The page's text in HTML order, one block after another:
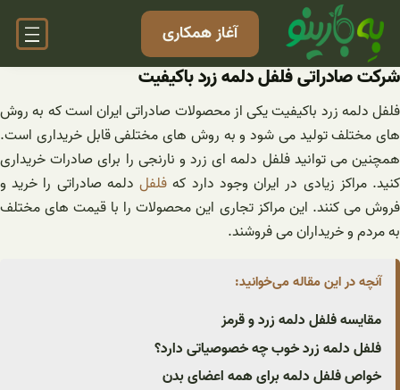
محتوا
آغاز همکاری
شرکت صادراتی فلفل دلمه زرد باکیفیت
فلفل دلمه زرد باکیفیت یکی از محصولات صادراتی ایران است که به روش
های مختلف تولید می شود و به روش های مختلفی قابل خریداری است.
همچنین می توانید فلفل دلمه ای زرد و نارنجی را برای صادرات خریداری
کنید. مراکز زیادی در ایران وجود دارد که فلفلدلمه صادراتی را خرید و
فروش می کنند. این مراکز تجاری این محصولات را با قیمت های مختلف
به مردم و خریداران می فروشند.
آنچه در این مقاله می‌خوانید:
مقایسه فلفل دلمه زرد و قرمز
فلفل دلمه زرد خوب چه خصوصیاتی دارد؟
خواص فلفل دلمه برای همه اعضای بدن